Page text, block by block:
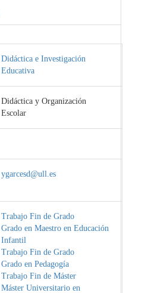
Didáctica e Investigación
Educativa
Didáctica y Organización
Escolar
ygarcesd@ull.es
Trabajo Fin de Grado
Grado en Maestro en Educación
Infantil
Trabajo Fin de Grado
Grado en Pedagogía
Trabajo Fin de Máster
Máster Universitario en